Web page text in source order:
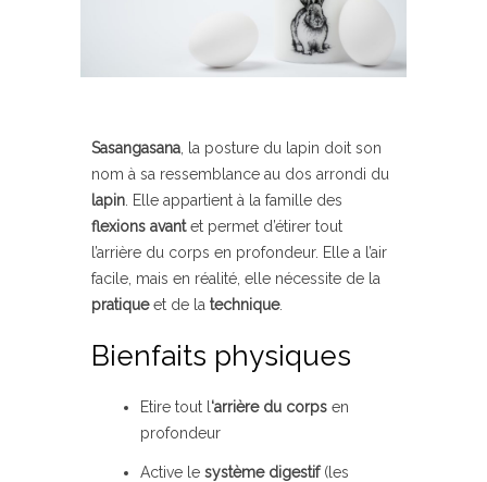
Sasangasana , la posture du lapin doit son
nom à sa ressemblance au dos arrondi du
lapin . Elle appartient à la famille des
flexions avantet permet d’étirer tout
l’arrière du corps en profondeur. Elle a l’air
facile, mais en réalité, elle nécessite de la
pratiqueet de la technique.
Bienfaits physiques
Etire tout l ‘arrière du corps en
profondeur
Active le système digestif(les